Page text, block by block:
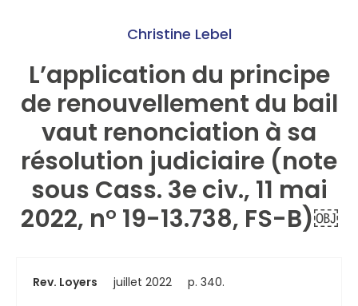
Christine Lebel
L’application du principe
de renouvellement du bail
vaut renonciation à sa
résolution judiciaire (note
sous Cass. 3e civ., 11 mai
2022, n° 19-13.738, FS-B)￼
Rev. Loyers juillet 2022 p. 340.